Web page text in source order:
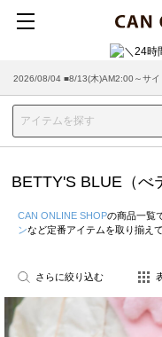
2026/08/04 ■8/13(木)AM2:00～サイ
2026/03/18 ■店舗受け取りサービス
BETTY'S BLUE（べ
CAN ONLINE SHOPの商品一覧
ンなど定番アイテムを取り揃え
さらに絞り込む